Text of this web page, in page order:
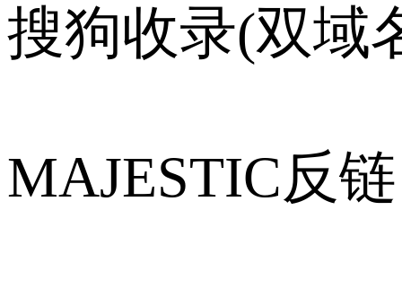
搜狗收录(双域
MAJESTIC反链